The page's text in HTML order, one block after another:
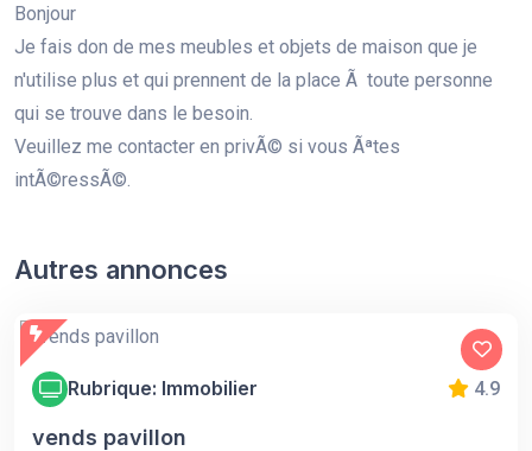
Bonjour
Je fais don de mes meubles et objets de maison que je
n'utilise plus et qui prennent de la place Ã toute personne
qui se trouve dans le besoin.
Veuillez me contacter en privÃ© si vous Ãªtes
intÃ©ressÃ©.
Autres annonces
Rubrique: Immobilier 4.9
vends pavillon